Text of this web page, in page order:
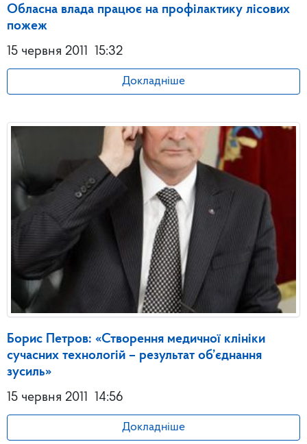
Обласна влада працює на профілактику лісових
пожеж
15 червня 2011
15:32
Докладніше
Борис Петров: «Створення медичної клініки
сучасних технологій – результат об’єднання
зусиль»
15 червня 2011
14:56
Докладніше